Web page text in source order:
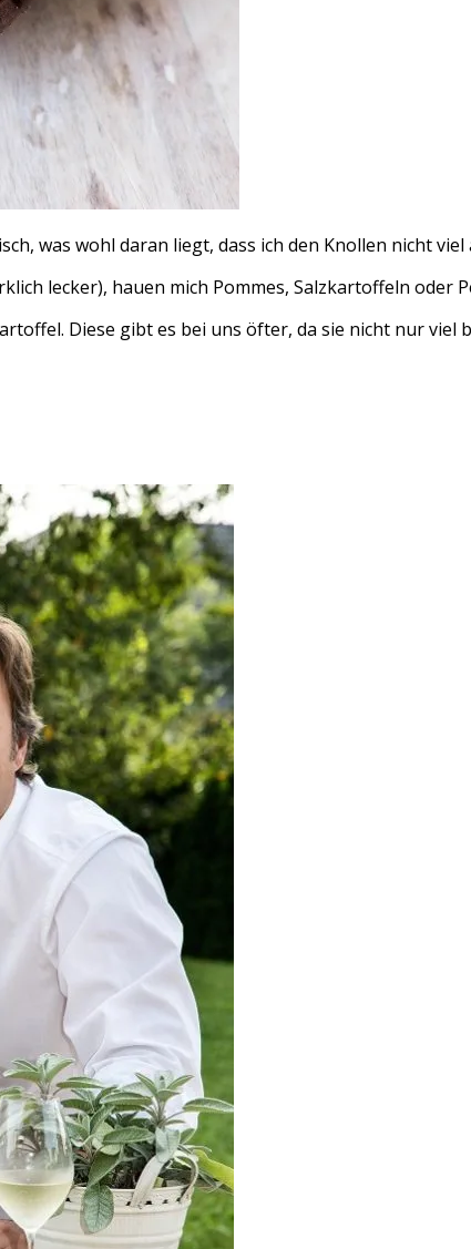
was wohl daran liegt, dass ich den Knollen nicht
lecker), hauen mich Pommes, Salzkartoffeln oder
Diese gibt es bei uns öfter, da sie nicht nur